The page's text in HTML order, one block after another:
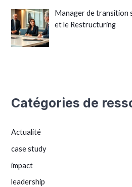
Manager de transition
et le Restructuring
Catégories de
Actualité
case study
impact
leadership